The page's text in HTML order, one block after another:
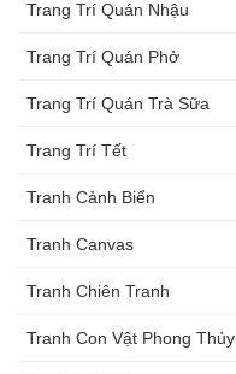
Trang Trí Quán Nhậu
Trang Trí Quán Phở
Trang Trí Quán Trà Sữa
Trang Trí Tết
Tranh Cảnh Biển
Tranh Canvas
Tranh Chiên Tranh
Tranh Con Vật Phong Thủy